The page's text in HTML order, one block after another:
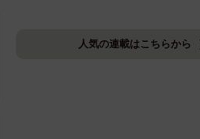
人気の連載はこちらから